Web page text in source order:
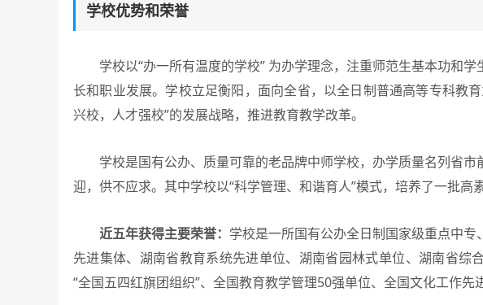
学校优势和荣誉
学校以“办一所有温度的学校” 为办学理念，注重师范生基本功和学
长和职业发展。学校立足衡阳，面向全省，以全日制普通高等专科教
兴校，人才强校”的发展战略，推进教育教学改革。
学校是国有公办、质量可靠的老品牌中师学校，办学质量名列省市
迎，供不应求。其中学校以“科学管理、和谐育人”模式，培养了一批高
近五年获得主要荣誉： 学校是一所国有公办全日制国家级重点中
先进集体、湖南省教育系统先进单位、湖南省园林式单位、湖南省综
“全国五四红旗团组织”、全国教育教学管理50强单位、全国文化工作先